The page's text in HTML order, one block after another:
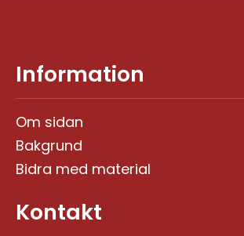
Information
Om sidan
Bakgrund
Bidra med material
Kontakt